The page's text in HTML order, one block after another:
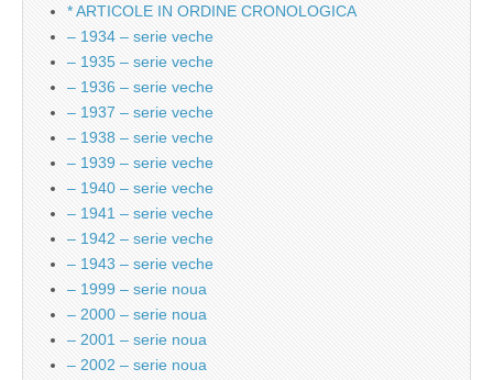
* ARTICOLE IN ORDINE CRONOLOGICA
– 1934 – serie veche
– 1935 – serie veche
– 1936 – serie veche
– 1937 – serie veche
– 1938 – serie veche
– 1939 – serie veche
– 1940 – serie veche
– 1941 – serie veche
– 1942 – serie veche
– 1943 – serie veche
– 1999 – serie noua
– 2000 – serie noua
– 2001 – serie noua
– 2002 – serie noua